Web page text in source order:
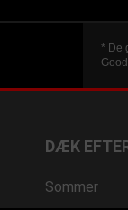
* De
DÆK
Sommer